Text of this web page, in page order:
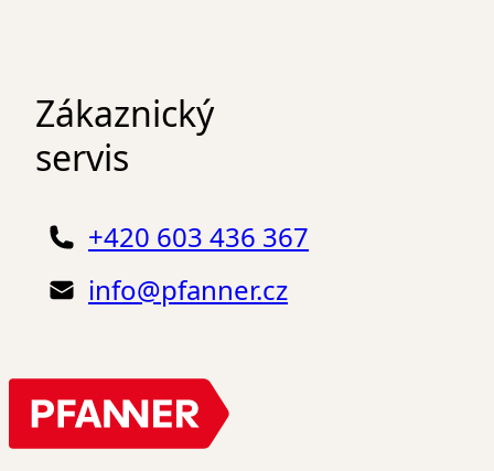
Zákaznický
servis
+420 603 436 367
info@pfanner.cz